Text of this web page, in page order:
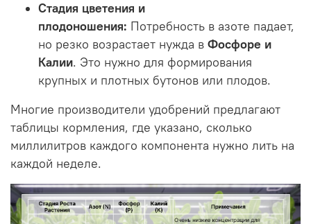
Стадия цветения и
плодоношения: Потребность в азоте падает,
но резко возрастает нужда в Фосфоре и
Калии. Это нужно для формирования
крупных и плотных бутонов или плодов.
Многие производители удобрений предлагают
таблицы кормления, где указано, сколько
миллилитров каждого компонента нужно лить на
каждой неделе.